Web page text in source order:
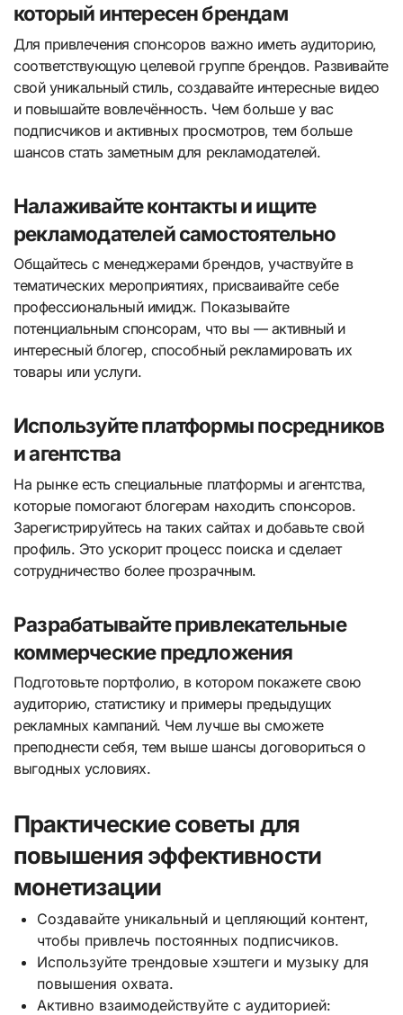
который интересен брендам
Для привлечения спонсоров важно иметь аудиторию,
соответствующую целевой группе брендов. Развивайте
свой уникальный стиль, создавайте интересные видео
и повышайте вовлечённость. Чем больше у вас
подписчиков и активных просмотров, тем больше
шансов стать заметным для рекламодателей.
Налаживайте контакты и ищите
рекламодателей самостоятельно
Общайтесь с менеджерами брендов, участвуйте в
тематических мероприятиях, присваивайте себе
профессиональный имидж. Показывайте
потенциальным спонсорам, что вы — активный и
интересный блогер, способный рекламировать их
товары или услуги.
Используйте платформы посредников
и агентства
На рынке есть специальные платформы и агентства,
которые помогают блогерам находить спонсоров.
Зарегистрируйтесь на таких сайтах и добавьте свой
профиль. Это ускорит процесс поиска и сделает
сотрудничество более прозрачным.
Разрабатывайте привлекательные
коммерческие предложения
Подготовьте портфолио, в котором покажете свою
аудиторию, статистику и примеры предыдущих
рекламных кампаний. Чем лучше вы сможете
преподнести себя, тем выше шансы договориться о
выгодных условиях.
Практические советы для
повышения эффективности
монетизации
Создавайте уникальный и цепляющий контент,
чтобы привлечь постоянных подписчиков.
Используйте трендовые хэштеги и музыку для
повышения охвата.
Активно взаимодействуйте с аудиторией: